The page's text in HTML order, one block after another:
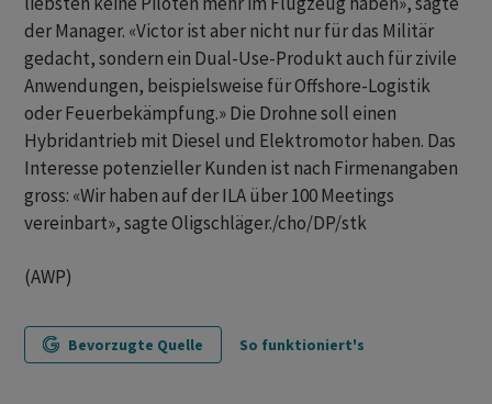
der Manager. «Victor ist aber nicht nur für das Militär
gedacht, sondern ein Dual-Use-Produkt auch für zivile
Anwendungen, beispielsweise für Offshore-Logistik
oder Feuerbekämpfung.» Die Drohne soll einen
Hybridantrieb mit Diesel und Elektromotor haben. Das
Interesse potenzieller Kunden ist nach Firmenangaben
gross: «Wir haben auf der ILA über 100 Meetings
vereinbart», sagte Oligschläger./cho/DP/stk
(AWP)
Bevorzugte Quelle So funktioniert's